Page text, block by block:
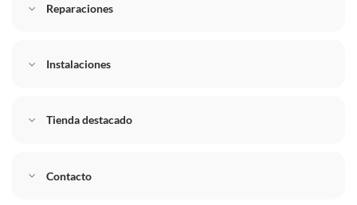
Reparaciones
Instalaciones
Tienda destacado
Contacto